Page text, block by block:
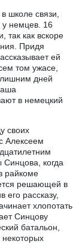
школе связи,
у немцев. 16
так как вскоре
Придя
ей
том ужасе,
лишним дней
в немецкий
своих
Алексеем
когда
райкоме
решающей в
рассказу,
хлопотать
Синцову
батальон,